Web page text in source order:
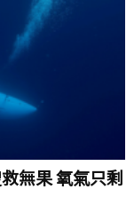
無果 氧氣只剩